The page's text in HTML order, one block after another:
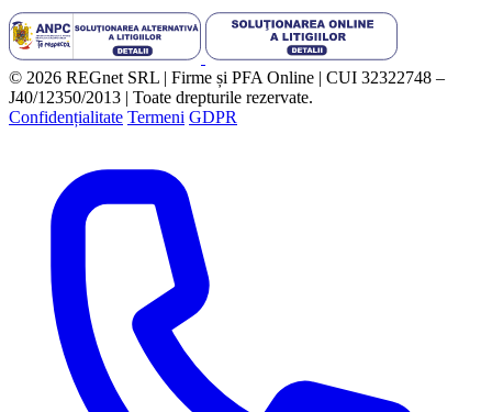
© 2026 REGnet SRL | Firme și PFA Online | CUI 32322748 –
J40/12350/2013 | Toate drepturile rezervate.
Confidențialitate Termeni GDPR